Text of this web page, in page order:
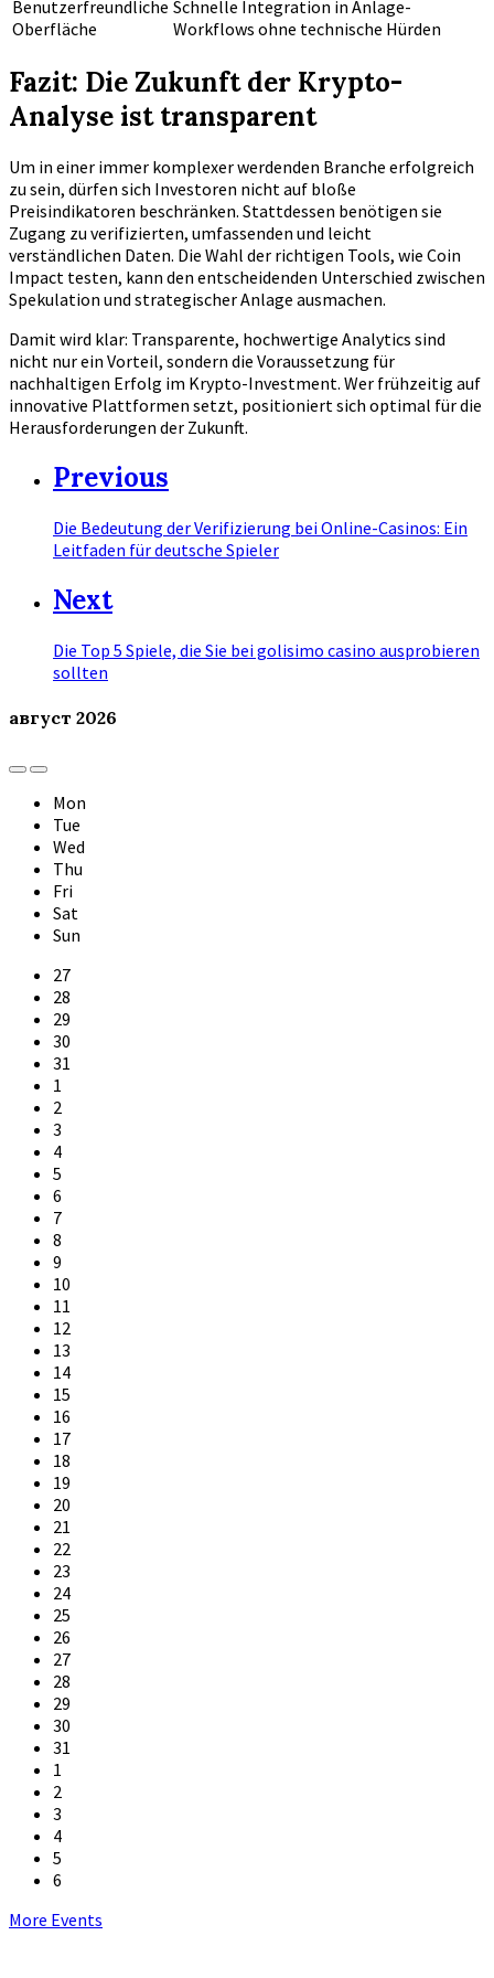
Benutzerfreundliche
Oberfläche
Schnelle Integration in Anlage-
Workflows ohne technische Hürden
Fazit: Die Zukunft der Krypto-
Analyse ist transparent
Um in einer immer komplexer werdenden Branche erfolgreich
zu sein, dürfen sich Investoren nicht auf bloße
Preisindikatoren beschränken. Stattdessen benötigen sie
Zugang zu verifizierten, umfassenden und leicht
verständlichen Daten. Die Wahl der richtigen Tools, wie Coin
Impact testen, kann den entscheidenden Unterschied zwischen
Spekulation und strategischer Anlage ausmachen.
Damit wird klar: Transparente, hochwertige Analytics sind
nicht nur ein Vorteil, sondern die Voraussetzung für
nachhaltigen Erfolg im Krypto-Investment. Wer frühzeitig auf
innovative Plattformen setzt, positioniert sich optimal für die
Herausforderungen der Zukunft.
Previous
Die Bedeutung der Verifizierung bei Online-Casinos: Ein
Leitfaden für deutsche Spieler
Next
Die Top 5 Spiele, die Sie bei golisimo casino ausprobieren
sollten
август 2026
Previous
Month
Next
Month
Mon
Tue
Wed
Thu
Fri
Sat
Sun
Skip
calendar
days
27
28
29
30
31
1
2
3
4
5
6
7
8
9
10
11
12
13
14
15
16
17
18
19
20
21
22
23
24
25
26
27
28
29
30
31
1
2
3
4
5
6
Back
More Events